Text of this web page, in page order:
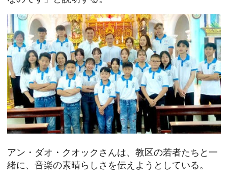
アン・ダオ・クオックさんは、教区の若者たちと一
緒に、音楽の素晴らしさを伝えようとしている。